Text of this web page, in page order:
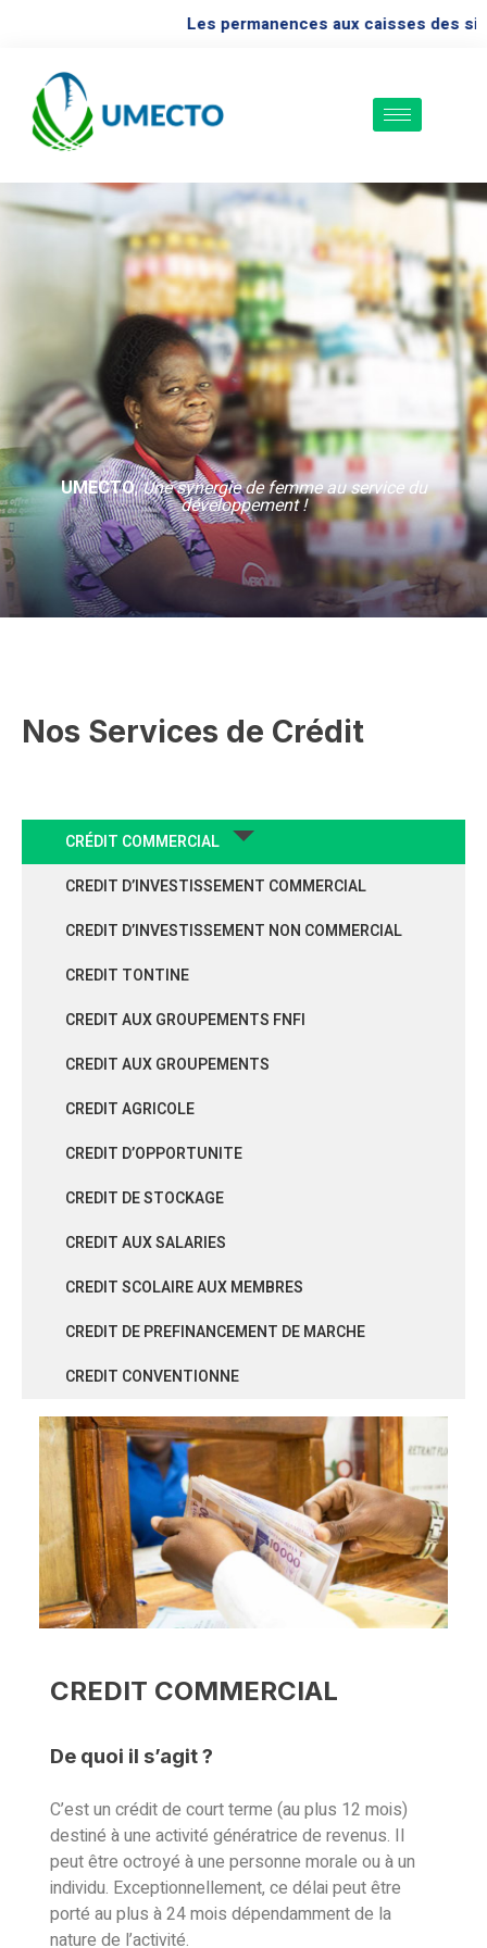
Les permanences aux caisses des
UMECTO,Une synergie de femme au service du
développement !
Nos Services de Crédit
CRÉDIT COMMERCIAL
CREDIT D’INVESTISSEMENT COMMERCIAL
CREDIT D’INVESTISSEMENT NON COMMERCIAL
CREDIT TONTINE
CREDIT AUX GROUPEMENTS FNFI
CREDIT AUX GROUPEMENTS
CREDIT AGRICOLE
CREDIT D’OPPORTUNITE
CREDIT DE STOCKAGE
CREDIT AUX SALARIES
CREDIT SCOLAIRE AUX MEMBRES
CREDIT DE PREFINANCEMENT DE MARCHE
CREDIT CONVENTIONNE
CREDIT COMMERCIAL
De quoi il s’agit ?
C’est un crédit de court terme (au plus 12 mois)
destiné à une activité génératrice de revenus. Il
peut être octroyé à une personne morale ou à un
individu. Exceptionnellement, ce délai peut être
porté au plus à 24 mois dépendamment de la
nature de l’activité.